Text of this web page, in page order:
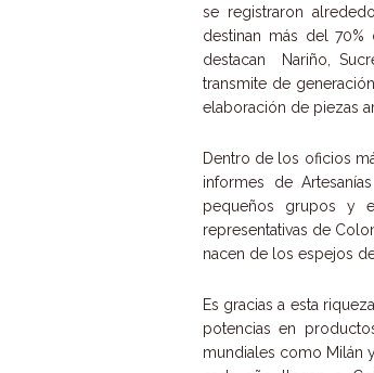
se registraron
destinan más del
destacan Nariño,
transmite de
elaboración de piezas
Dentro de los oficios
informes de
pequeños grupos y
representativas de
nacen de los espejos
Es gracias a esta
potencias en
mundiales como Milán